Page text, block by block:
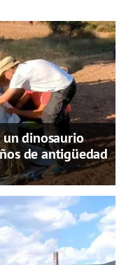
un dinosaurio
de antigüedad